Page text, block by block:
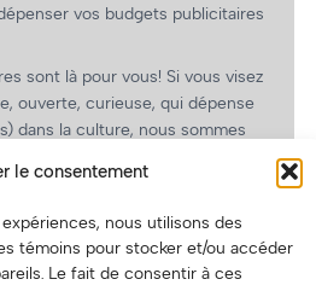
le consentement
nous utilisons des
témoins pour stocker et/ou accéder
Le fait de consentir à ces
vos budgets publicitaires
sont là pour vous! Si vous visez
ouverte, curieuse, qui dépense
dans la culture, nous sommes
spéciaux pour vous, les